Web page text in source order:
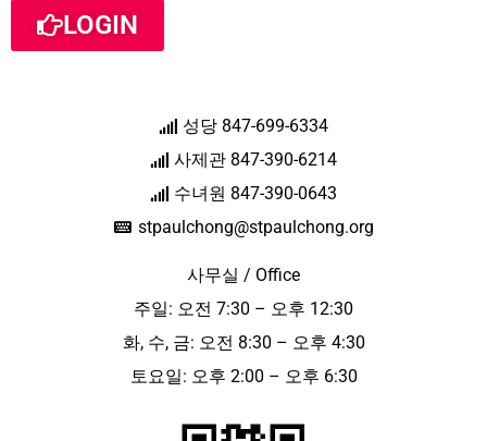
LOGIN
성당 847-699-6334
사제관 847-390-6214
수녀원 847-390-0643
stpaulchong@stpaulchong.org
사무실 / Office
주일: 오전 7:30 – 오후 12:30
화, 수, 금: 오전 8:30 – 오후 4:30
토요일: 오후 2:00 – 오후 6:30